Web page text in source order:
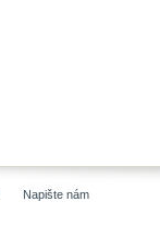
Napište nám